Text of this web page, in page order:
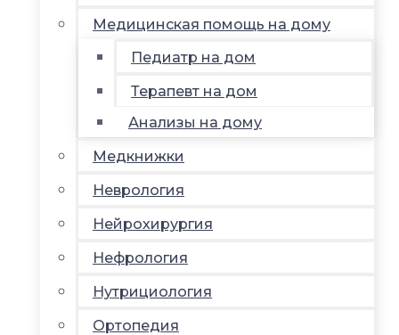
Медицинская помощь на дому
Педиатр на дом
Терапевт на дом
Анализы на дому
Медкнижки
Неврология
Нейрохирургия
Нефрология
Нутрициология
Ортопедия